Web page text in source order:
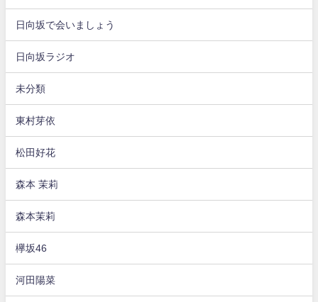
日向坂で会いましょう
日向坂ラジオ
未分類
東村芽依
松田好花
森本 茉莉
森本茉莉
欅坂46
河田陽菜